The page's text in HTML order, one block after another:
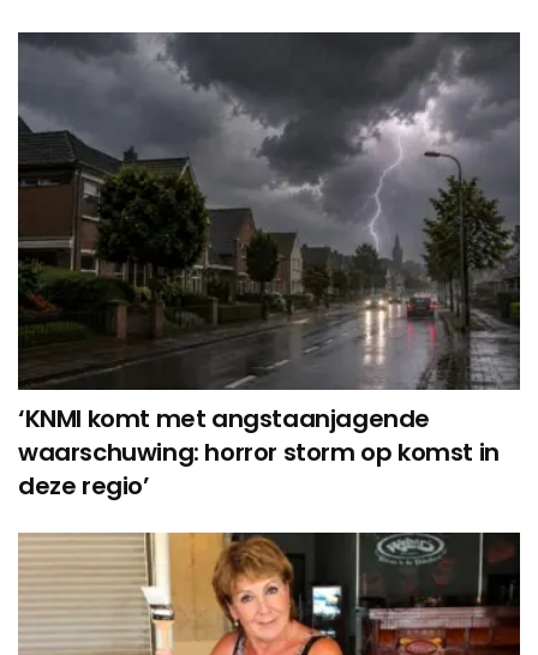
‘KNMI komt met angstaanjagende
waarschuwing: horror storm op komst in
deze regio’